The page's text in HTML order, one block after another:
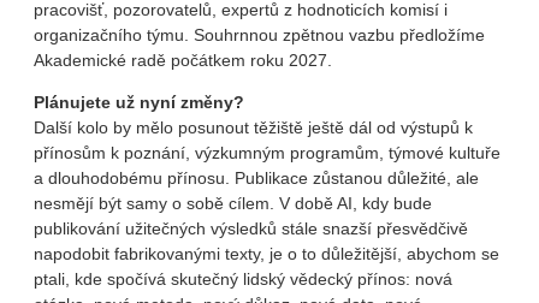
pracovišť, pozorovatelů, expertů z hodnoticích komisí i
organizačního týmu. Souhrnnou zpětnou vazbu předložíme
Akademické radě počátkem roku 2027.
Plánujete už nyní změny?
Další kolo by mělo posunout těžiště ještě dál od výstupů k
přínosům k poznání, výzkumným programům, týmové kultuře
a dlouhodobému přínosu. Publikace zůstanou důležité, ale
nesmějí být samy o sobě cílem. V době AI, kdy bude
publikování užitečných výsledků stále snazší přesvědčivě
napodobit fabrikovanými texty, je o to důležitější, abychom se
ptali, kde spočívá skutečný lidský vědecký přínos: nová